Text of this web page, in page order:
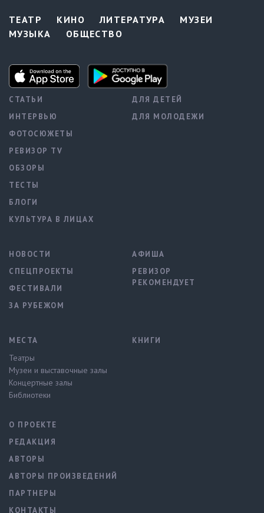
ТЕАТР КИНО ЛИТЕРАТУРА
МУЗЕИ
МУЗЫКА
ОБЩЕСТВО
СТАТЬИ
ИНТЕРВЬЮ
ФОТОСЮЖЕТЫ
РЕВИЗОР TV
ОБЗОРЫ
ТЕСТЫ
БЛОГИ
КУЛЬТУРА В ЛИЦАХ
ДЛЯ ДЕТЕЙ
ДЛЯ МОЛОДЕЖИ
НОВОСТИ
СПЕЦПРОЕКТЫ
ФЕСТИВАЛИ
ЗА РУБЕЖОМ
АФИША
РЕВИЗОР
РЕКОМЕНДУЕТ
МЕСТА
Театры
Музеи и выставочные залы
Концертные залы
Библиотеки
КНИГИ
О ПРОЕКТЕ
РЕДАКЦИЯ
АВТОРЫ
АВТОРЫ ПРОИЗВЕДЕНИЙ
ПАРТНЕРЫ
КОНТАКТЫ